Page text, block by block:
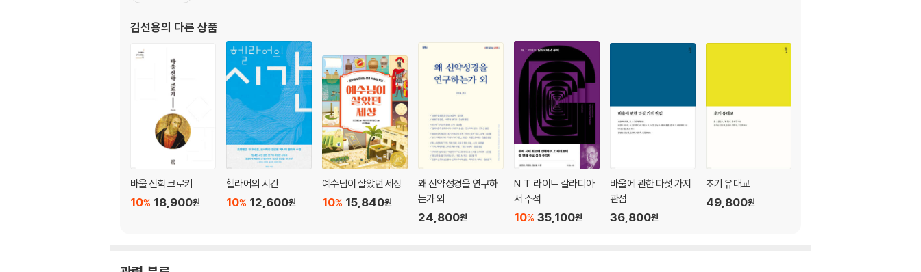
참고 문헌 236
성구 색인 248
저자 색인 252
주제 색인 255
김선용의 다른 상품
바울 신학 크로키
18,900원
10%
헬라어의 시간
12,600원
10%
예수님이 살았던 세상
15,840원
10%
왜 신약성경을 연구하
는가 외
24,800원
N. T. 라이트 갈라디아
서 주석
35,100원
10%
바울에 관한 다섯 가지
관점
36,800원
초기 유대교
49,800원